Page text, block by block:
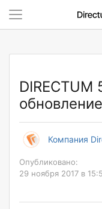
DIRECTUM
обновление
Компания
Опубликовано:
29 ноября 2017 в